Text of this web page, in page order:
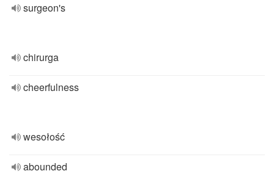
surgeon's
chirurga
cheerfulness
wesołość
abounded